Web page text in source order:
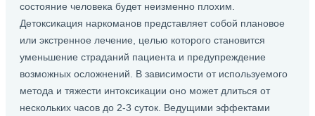
состояние человека будет неизменно плохим.
Детоксикация наркоманов представляет собой плановое
или экстренное лечение, целью которого становится
уменьшение страданий пациента и предупреждение
возможных осложнений. В зависимости от используемого
метода и тяжести интоксикации оно может длиться от
нескольких часов до 2-3 суток. Ведущими эффектами